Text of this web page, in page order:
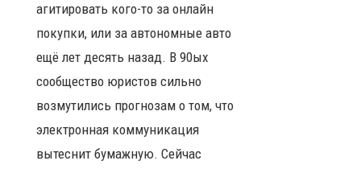
агитировать кого-то за онлайн
покупки, или за автономные авто
ещё лет десять назад. В 90ых
сообщество юристов сильно
возмутились прогнозам о том, что
электронная коммуникация
вытеснит бумажную. Сейчас